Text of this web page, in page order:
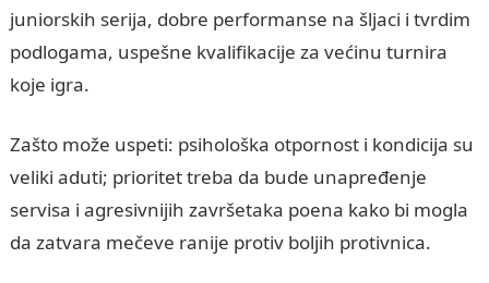
juniorskih serija, dobre performanse na šljaci i tvrdim
podlogama, uspešne kvalifikacije za većinu turnira
koje igra.
Zašto može uspeti: psihološka otpornost i kondicija su
veliki aduti; prioritet treba da bude unapređenje
servisa i agresivnijih završetaka poena kako bi mogla
da zatvara mečeve ranije protiv boljih protivnica.